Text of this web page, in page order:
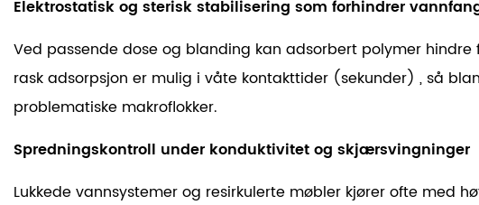
Elektrostatisk og sterisk stabilisering som forhindrer
Ved passende dose og blanding kan adsorbert polymer
rask adsorpsjon er mulig i våte kontakttider (sekunder) , så
problematiske makroflokker.
Spredningskontroll under konduktivitet og skjærsvingninger
Lukkede vannsystemer og resirkulerte møbler kjører ofte med